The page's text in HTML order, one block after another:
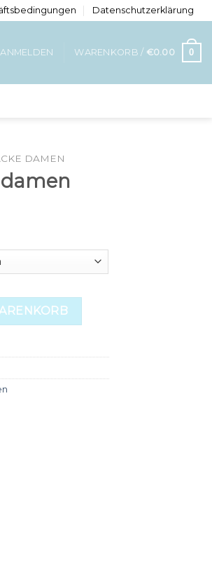
Datenschutzerklärung
ANMELDEN WARENKORB / €0.00 0
DAMEN